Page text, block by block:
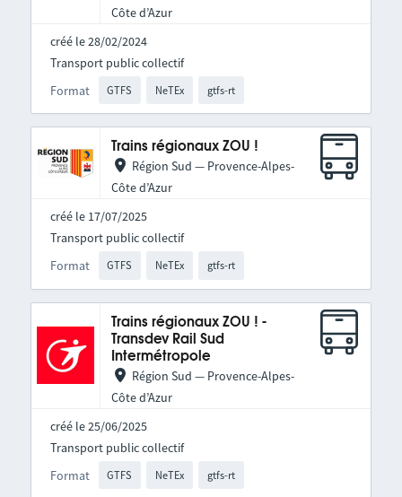
Côte d’Azur
créé le 28/02/2024
Format GTFS NeTEx gtfs-rt
Transport public collectif
Trains régionaux ZOU !
Région Sud — Provence-Alpes-
Côte d’Azur
créé le 17/07/2025
Format GTFS NeTEx gtfs-rt
Transport public collectif
Trains régionaux ZOU ! -
Transdev Rail Sud
Intermétropole
Région Sud — Provence-Alpes-
Côte d’Azur
créé le 25/06/2025
Format GTFS NeTEx gtfs-rt
Transport public collectif